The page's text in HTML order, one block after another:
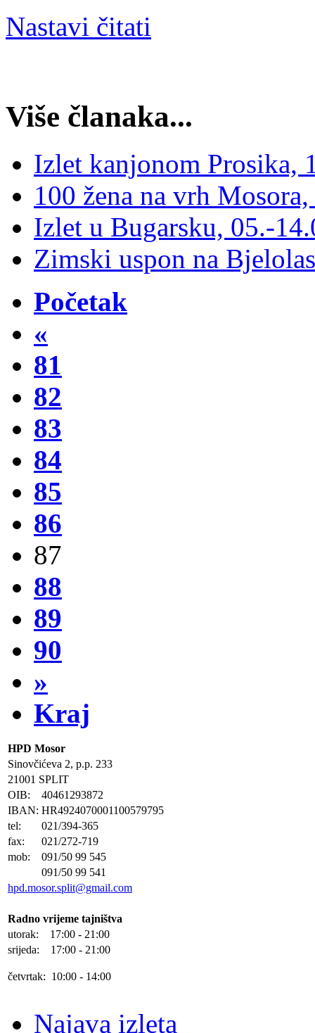
Nastavi čitati
Više članaka...
Izlet kanjonom Prosika,
100 žena na vrh
Izlet u Bugarsku, 05.-
Zimski uspon na
Početak
«
81
82
83
84
85
86
87
88
89
90
»
Kraj
HPD Mosor
Sinovčićeva 2, p.p. 233
21001 SPLIT
OIB:
40461293872
IBAN: HR4924070001100579795
tel:
021/394-365
fax:
021/272-719
mob:
091/50 99 545
091/50 99 541
hpd.mosor.split@gmail.com
Radno vrijeme tajništva
utorak: 17:00 - 21:00
srijeda: 17:00 - 21:00
četvrtak: 10:00 - 14:00
Najava izleta